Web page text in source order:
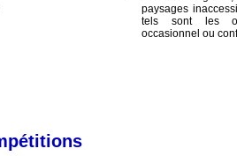
paysages
tels sont les
occasionnel ou